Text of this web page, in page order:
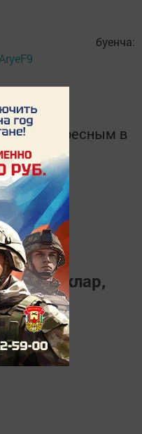
буенча:
и интересным в
в
MАХ:
яңалыклар,